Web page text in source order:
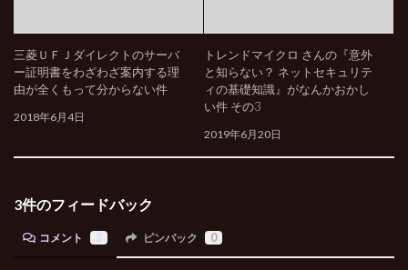
三菱ＵＦＪダイレクトのサーバ
ー証明書をわざわざ案内する理
由が全くもって分からない件
2018年6月4日
トレンドマイクロ さんの『意外
と知らない？ ネットセキュリテ
ィの基礎知識』がなんかおかし
い件 その3
2019年6月20日
3件のフィードバック
コメント ピンバック 0